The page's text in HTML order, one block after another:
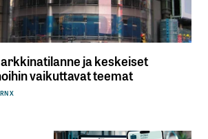
ja keskeiset
vaikuttavat teemat
X